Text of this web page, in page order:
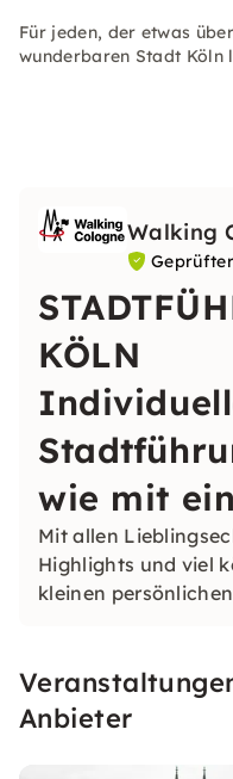
Für jeden, der etwas
wunderbaren Stadt Köln
Walking
KÖLN
wie mit
Mit allen
Highlights und viel
kleinen
Anbieter